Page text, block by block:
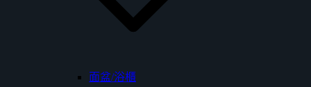
面盆/浴櫃